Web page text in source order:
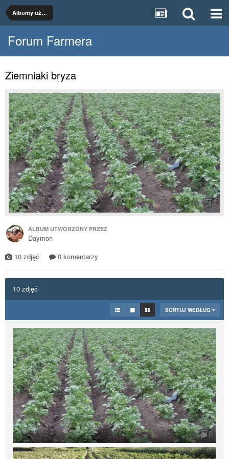
Albumy użytkowników
Forum Farmera
Ziemniaki bryza
ALBUM UTWORZONY PRZEZ
Daymon
10 zdjęć
0 komentarzy
10 zdjęć
SORTUJ WEDŁUG
0